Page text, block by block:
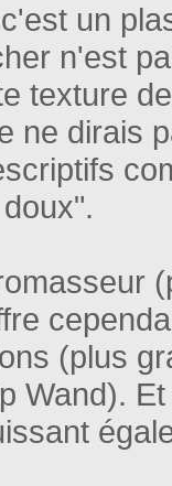
un
n'est
texture
ne dirais
(plus
Wand).